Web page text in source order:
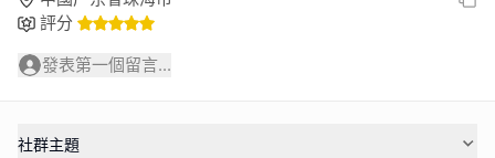
評分
發表第一個留言...
社群主題